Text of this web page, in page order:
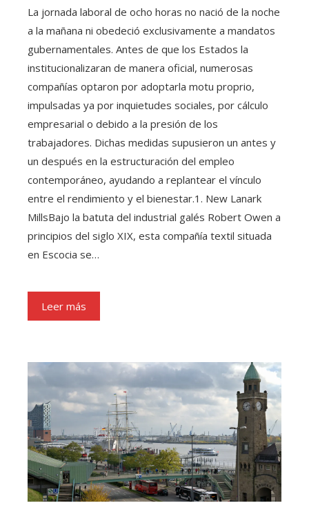
La jornada laboral de ocho horas no nació de la noche
a la mañana ni obedeció exclusivamente a mandatos
gubernamentales. Antes de que los Estados la
institucionalizaran de manera oficial, numerosas
compañías optaron por adoptarla motu proprio,
impulsadas ya por inquietudes sociales, por cálculo
empresarial o debido a la presión de los
trabajadores. Dichas medidas supusieron un antes y
un después en la estructuración del empleo
contemporáneo, ayudando a replantear el vínculo
entre el rendimiento y el bienestar.1. New Lanark
MillsBajo la batuta del industrial galés Robert Owen a
principios del siglo XIX, esta compañía textil situada
en Escocia se…
Leer más